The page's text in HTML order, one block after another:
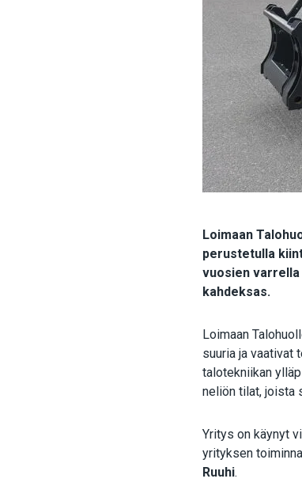
Loimaan
perustetulla
vuosien varrella
kahdeksas.
Loimaan
suuria ja vaativat
talotekniikan
neliön tilat, joista
Yritys on käynyt
yrityksen
Ruuhi.